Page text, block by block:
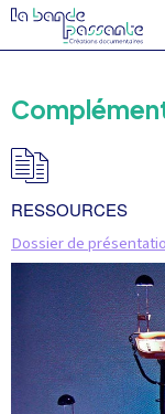
la
RESSOURCES
Dossier de